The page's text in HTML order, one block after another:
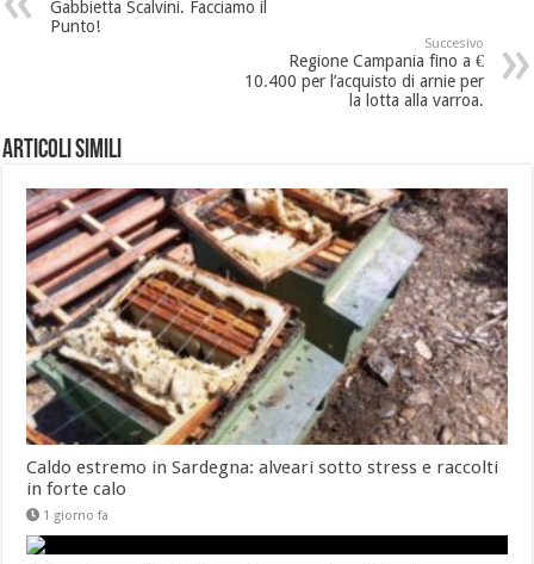
Gabbietta Scalvini. Facciamo il
Punto!
Succesivo
Regione Campania fino a €
10.400 per l’acquisto di arnie per
la lotta alla varroa.
Articoli Simili
Caldo estremo in Sardegna: alveari sotto stress e raccolti
in forte calo
1 giorno fa